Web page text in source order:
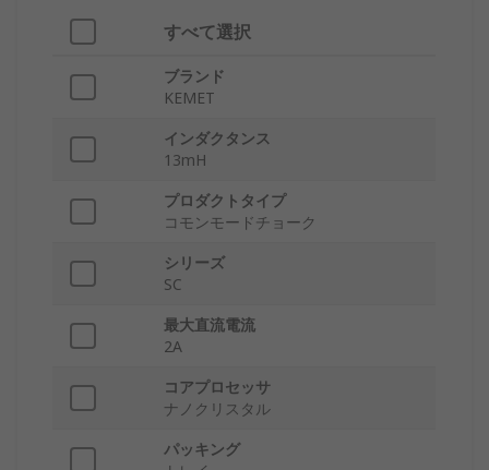
すべて選択
ブランド
KEMET
インダクタンス
13mH
プロダクトタイプ
コモンモードチョーク
シリーズ
SC
最大直流電流
2A
コアプロセッサ
ナノクリスタル
パッキング